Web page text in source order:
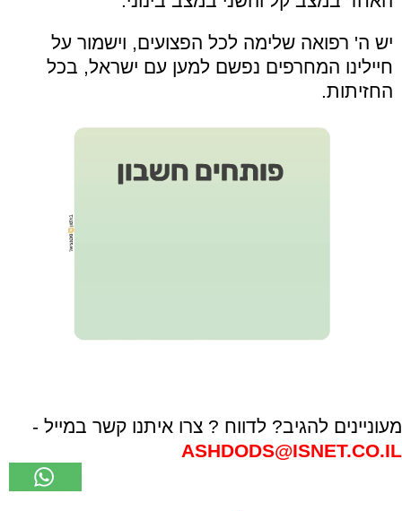
יש ה' רפואה שלימה לכל הפצועים, וישמור על
חיילינו המחרפים נפשם למען עם ישראל, בכל
החזיתות.
מעוניינים להגיב? לדווח ? צרו איתנו קשר במייל -
ASHDODS@ISNET.CO.IL